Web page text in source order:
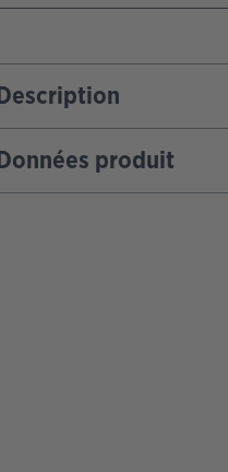
Description
Données produit